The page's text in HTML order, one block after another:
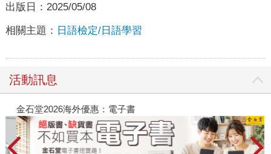
出版日： 2025/05/08
相關主題： 日語檢定/日語學習
活動訊息
金石堂2026海外優惠：電子書